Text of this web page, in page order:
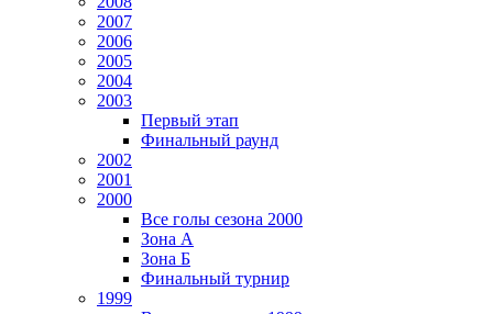
2007
2006
2005
2004
2003
Первый этап
Финальный раунд
2002
2001
2000
Все голы сезона 2000
Зона А
Зона Б
Финальный турнир
1999